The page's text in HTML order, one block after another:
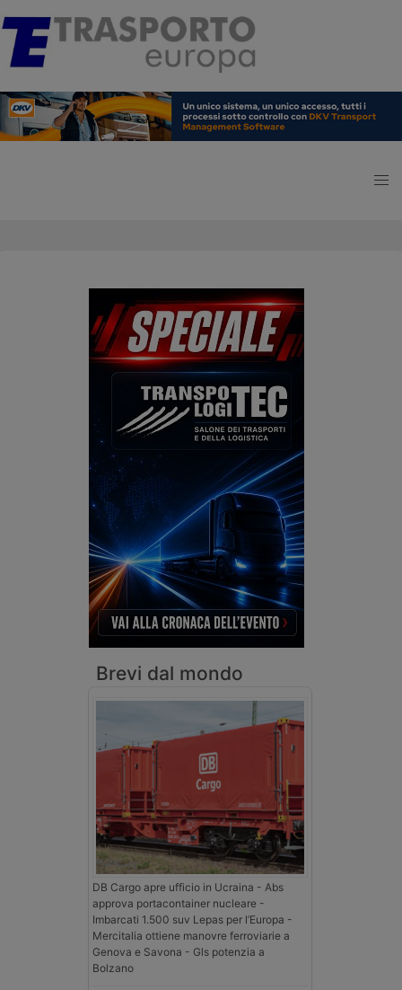
Brevi dal mondo
DB Cargo apre ufficio in Ucraina - Abs
approva portacontainer nucleare -
Imbarcati 1.500 suv Lepas per l’Europa -
Mercitalia ottiene manovre ferroviarie a
Genova e Savona - Gls potenzia a
Bolzano